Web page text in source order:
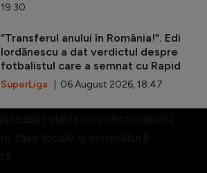
19:30
”Transferul anului în România!”. Edi
Iordănescu a dat verdictul despre
fotbalistul care a semnat cu Rapid
SuperLiga | 06 August 2026, 18:47